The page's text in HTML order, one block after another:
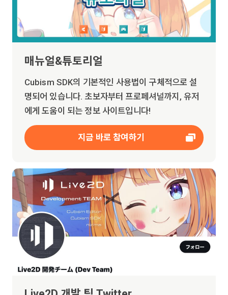
매뉴얼&튜토리얼
Cubism SDK의 기본적인 사용법이 구체적으로 설
명되어 있습니다. 초보자부터 프로페셔널까지, 유저
에게 도움이 되는 정보 사이트입니다!
지금 바로 참여하기